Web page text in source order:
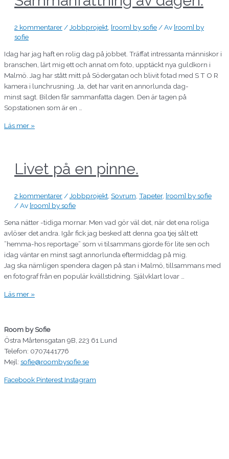
2 kommentarer / Jobbprojekt [room] by sofie / Av [room] by
sofie
Idag har jag haft en rolig dag på jobbet. Träffat intressanta människor i
branschen, lärt mig ett och annat om foto, upptäckt nya guldkorn i
Malmö. Jag har stått mitt på Södergatan och blivit fotad med S T O R
kamera i lunchrusning. Ja, det har varit en annorlunda dag-
minst sagt. Bilden får sammanfatta dagen. Den är tagen på
Sopstationen som är en …
Läs mer »
Livet på en pinne.
2 kommentarer / Jobbprojekt Sovrum Tapeter, [room] by sofie
/ Av [room] by sofie
Sena nätter -tidiga mornar. Men vad gör väl det, när det ena roliga
avlöser det andra. Igår fick jag besked att denna goa tjej sålt ett
”hemma-hos reportage” som vi tilsammans gjorde för lite sen och
idag väntar en minst sagt annorlunda eftermiddag på mig.
Jag ska nämligen spendera dagen på stan i Malmö, tillsammans med
en fotograf från en populär kvällstidning. Självklart lovar …
Läs mer »
Room by Sofie
Östra Mårtensgatan 9B, 223 61 Lund
Telefon: 0707441776
Mejl: sofie@roombysofie.se
Facebook Pinterest Instagram